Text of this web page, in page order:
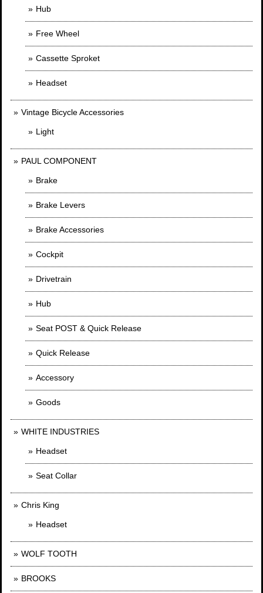
Hub
Free Wheel
Cassette Sproket
Headset
Vintage Bicycle Accessories
Light
PAUL COMPONENT
Brake
Brake Levers
Brake Accessories
Cockpit
Drivetrain
Hub
Seat POST & Quick Release
Quick Release
Accessory
Goods
WHITE INDUSTRIES
Headset
Seat Collar
Chris King
Headset
WOLF TOOTH
BROOKS